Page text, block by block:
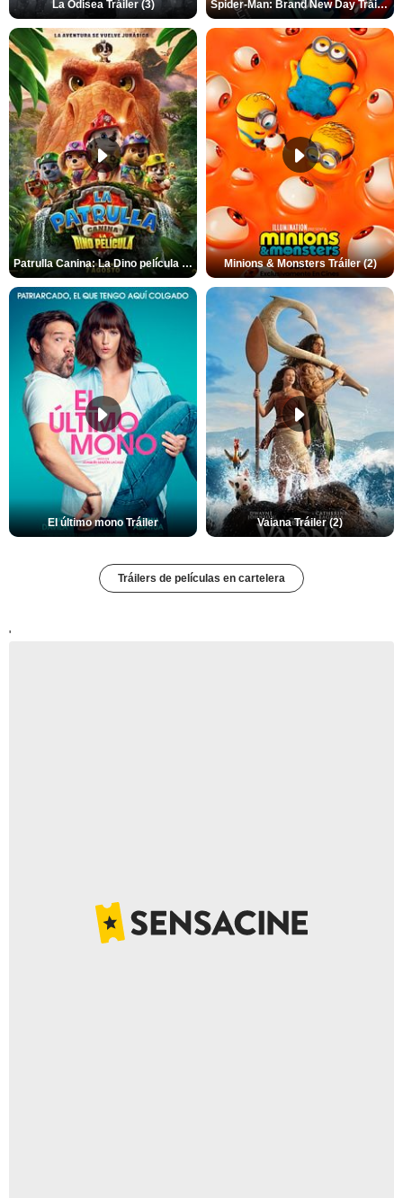
La Odisea Tráiler (3) Spider-Man: Brand New Day Tráiler (3)
Patrulla Canina: La Dino película Tráiler VO Minions & Monsters Tráiler (2)
El último mono Tráiler Vaiana Tráiler (2)
Tráilers de películas en cartelera
'